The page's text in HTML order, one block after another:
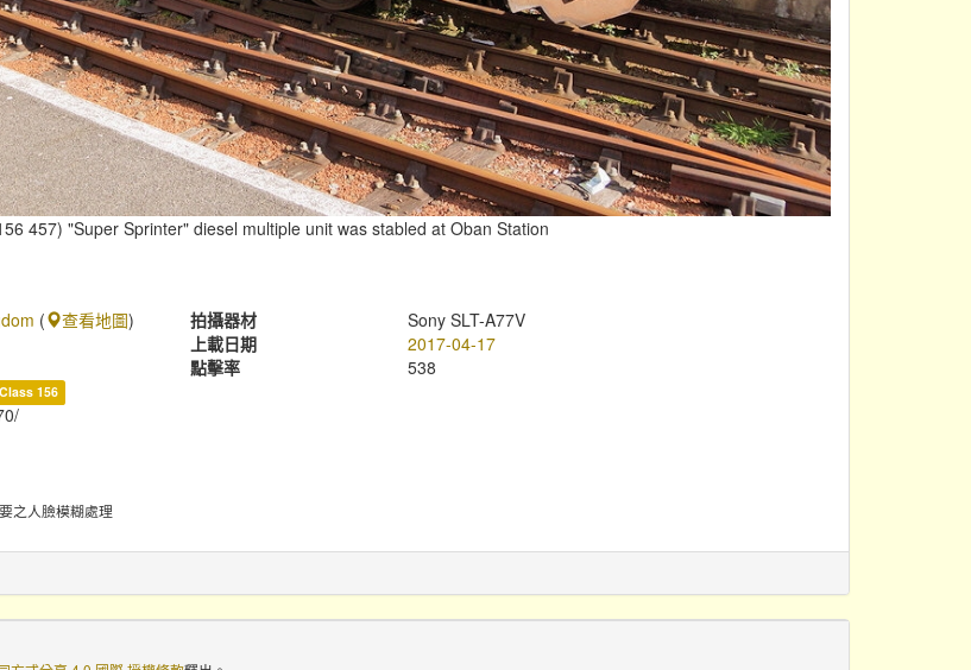
457) "Super Sprinter" diesel multiple unit was stabled at Oban Station
( 查看地圖) 拍攝器材
Sony SLT-A77V
上載日期
2017-04-17
點擊率
538
Class 156
之人臉模糊處理